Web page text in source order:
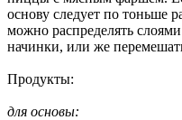
основу следует по тоньше
можно распределять
начинки, или же
Продукты:
для основы: